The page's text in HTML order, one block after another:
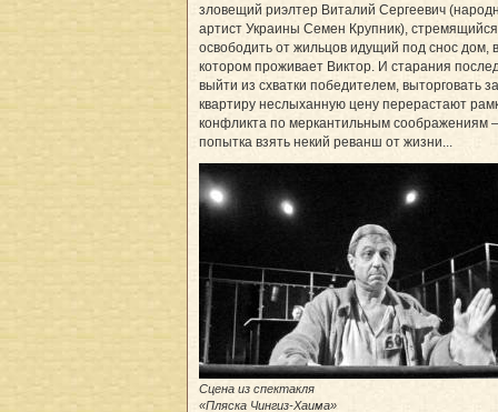
зловещий риэлтер Виталий Сергеевич
артист Украины Семен Крупник), стремящийся
освободить от жильцов идущий под снос дом, в
котором проживает Виктор. И старания
выйти из схватки победителем, выторговать
квартиру неслыханную цену перерастают
конфликта по меркантильным соображениям
попытка взять некий реванш от жизни...
Сцена из спектакля
«Пляска Чингиз-Хаима»